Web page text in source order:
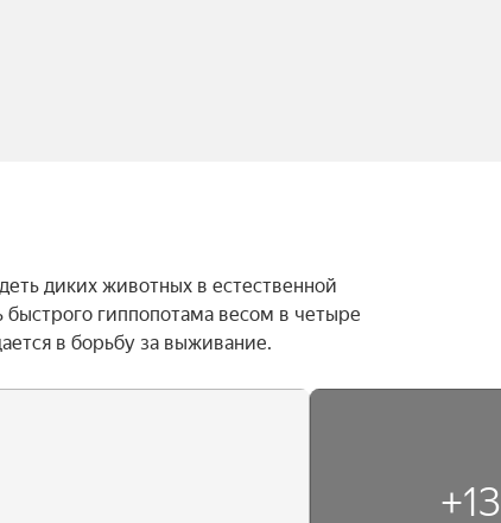
диких животных в естественной
гиппопотама весом в четыре
в борьбу за выживание.
+13